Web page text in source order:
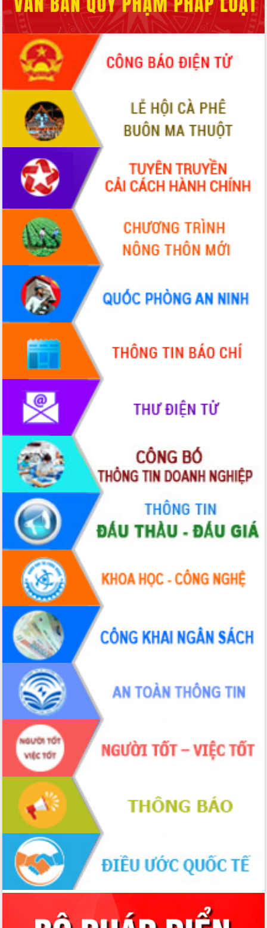
Phát động chiến dịch 30 ngày đêm
giải phóng mặt bằng Tuyến đường bộ
ven biển
Đắk Lắk nỗ lực thúc đẩy tăng trưởng
kinh tế từ 10% trở lên trong Quý
II/2026
Đắk Lắk ký kết thỏa thuận hợp tác về
chuyển đổi số giai đoạn 2026 – 2030
với Tập đoàn Bưu chính Viễn thông
Việt Nam
Thứ trưởng Bộ Y tế làm việc với tỉnh
Đắk Lắk về phát triển nhân lực y tế
cho trạm y tế cấp xã
Du lịch Đắk Lắk nâng tầm trải nghiệm
du khách thông qua Hệ thống cơ sở dữ
liệu và Bản đồ số
Tập huấn ứng dụng trí tuệ nhân tạo (AI)
trong thương mại điện tử năm 2026
Đoàn đại biểu Quốc hội tỉnh Đắk Lắk
trao đổi thông tin trước Kỳ họp thứ
nhất, Quốc hội khóa XVI
Quyết liệt cải cách hành chính, khơi
thông nguồn lực phát triển
Nâng cao hiệu lực, hiệu quả HĐND
tỉnh thông qua hiện đại hóa hành chính
Xã Ea Phê gắn cải cách hành chính với
chuyển đổi số
Phó Chủ tịch Thường trực UBND tỉnh
Hồ Thị Nguyên Thảo làm việc tại Trung
tâm Phục vụ hành chính công xã Ea
Xây dựng nền hành chính số đồng
hành cùng nông dân dân, doanh nghiệp
Giai đoạn 2026-2030, Đắk Lắk phấn
đấu có 77% xã đạt chuẩn nông thôn
mới
Chuyển đổi số 'mở đường' cho nông
nghiệp Đắk Lắk tăng trưởng bứt phá
Triển khai đồng bộ đo đạc, lập hồ sơ
địa chính, hoàn thiện cơ sở dữ liệu đất
đai
Ứng dụng sinh trắc học - Bước tiến
trong hành trình chuyển đổi số tại Đắk
Đắk Lắk nâng cao hiệu quả công tác
Đảng từ Sổ tay đảng viên điện tử
Đắk Lắk đẩy mạnh nuôi biển công
nghệ, hướng tới phát triển thủy sản
bền vững
Tập huấn nâng cao năng lực triển khai
chuyển đổi số cho cán bộ, công chức
cấp xã
Đắk Lắk phát động hưởng ứng Ngày
Quyền của người tiêu dùng Việt Nam
2026
Đẩy mạnh cải cách hành chính, quyết
tâm đạt được mục tiêu tăng trưởng
hai con số trong năm 2026
Tổ chức trang trọng Lễ hội Đền thờ
Lương Văn Chánh năm 2026
Phó Bí thư Tỉnh ủy Đắk Lắk Đỗ Hữu
Huy giữ chức Bí thư Đảng ủy Ủy Ban
Nhân dân tỉnh
Bệnh án điện tử thúc đẩy chuyển đổi
số y tế tại Đắk Lắk
Chuyển đổi số thư viện: Mở rộng
không gian tri thức trong thời đại số
Đánh giá, rút kinh nghiệm công tác tổ
chức diễn tập trước ngày bầu cử
Friendship Meeting New Year 2026”